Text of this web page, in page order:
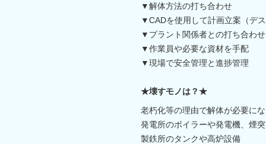
▼解体方法の打ち合わせ
▼CADを使用して計画立案（デ
▼プラント関係者との打ち合わせ
▼作業員や必要な資材を手配
▼現場で安全管理と進捗管理
★壊すモノは？★
老朽化等の理由で解体が必要に
発電所のボイラーや発電機、煙突
製鉄所のタンクや高炉設備